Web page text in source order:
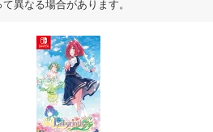
異なる場合があります。